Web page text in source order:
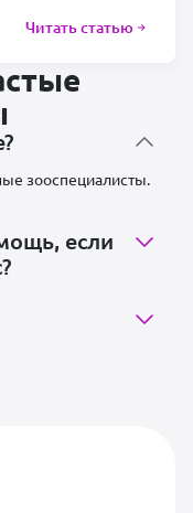
Читать статью
зооспециалисты.
если